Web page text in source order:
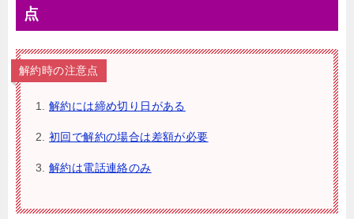
点
解約時の注意点
解約には締め切り日がある
初回で解約の場合は差額が必要
解約は電話連絡のみ